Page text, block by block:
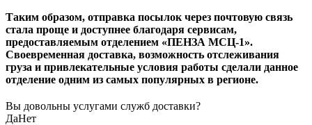
Таким образом, отправка посылок через почтовую связь
стала проще и доступнее благодаря сервисам,
предоставляемым отделением «ПЕНЗА МСЦ-1».
Своевременная доставка, возможность отслеживания
груза и привлекательные условия работы сделали данное
отделение одним из самых популярных в регионе.
Вы довольны услугами служб доставки?
ДаНет